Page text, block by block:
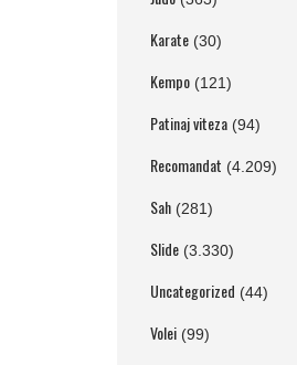
Karate(30)
Kempo(121)
Patinaj viteza(94)
Recomandat (4.209)
Sah(281)
Slide(3.330)
Uncategorized (44)
Volei(99)